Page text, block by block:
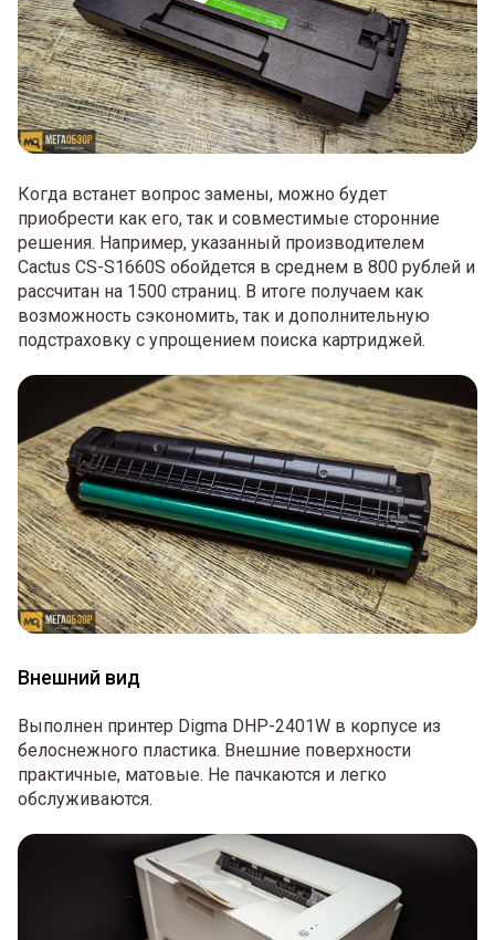
Когда встанет вопрос замены, можно будет
приобрести как его, так и совместимые сторонние
решения. Например, указанный производителем
Cactus CS-S1660S обойдется в среднем в 800 рублей и
рассчитан на 1500 страниц. В итоге получаем как
возможность сэкономить, так и дополнительную
подстраховку с упрощением поиска картриджей.
Внешний вид
Выполнен принтер Digma DHP-2401W в корпусе из
белоснежного пластика. Внешние поверхности
практичные, матовые. Не пачкаются и легко
обслуживаются.